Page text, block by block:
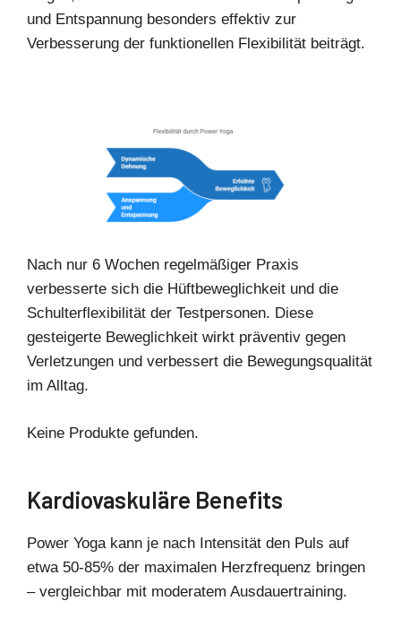
und Entspannung besonders effektiv zur
Verbesserung der funktionellen Flexibilität beiträgt.
Nach nur 6 Wochen regelmäßiger Praxis
verbesserte sich die Hüftbeweglichkeit und die
Schulterflexibilität der Testpersonen. Diese
gesteigerte Beweglichkeit wirkt präventiv gegen
Verletzungen und verbessert die Bewegungsqualität
im Alltag.
Keine Produkte gefunden.
Kardiovaskuläre Benefits
Power Yoga kann je nach Intensität den Puls auf
etwa 50-85% der maximalen Herzfrequenz bringen
– vergleichbar mit moderatem Ausdauertraining.